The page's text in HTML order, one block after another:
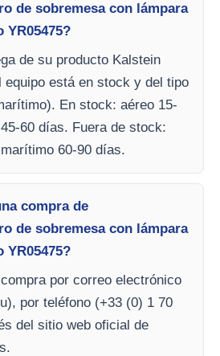
de sobremesa con lámpara
YR05475?
de su producto Kalstein
equipo está en stock y del tipo
En stock: aéreo 15-
60 días. Fuera de stock:
60-90 días.
compra de
de sobremesa con lámpara
YR05475?
por correo electrónico
), por teléfono (+33 (0) 1 70
del sitio web oficial de